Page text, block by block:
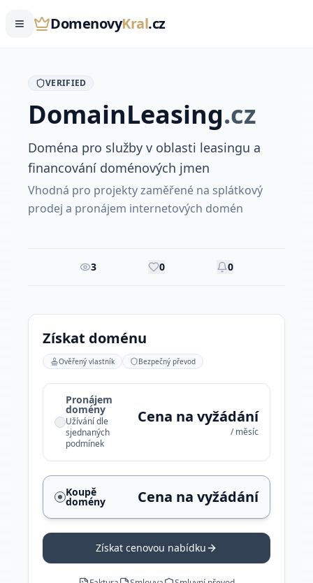
DomenovyKral.cz
VERIFIED
DomainLeasing.cz
Doména pro služby v oblasti leasingu a
financování doménových jmen
Vhodná pro projekty zaměřené na splátkový
prodej a pronájem internetových domén
3 0 0
Získat doménu
Ověřený vlastník Bezpečný převod
Pronájem
domény
Užívání dle
sjednaných
podmínek
Cena na vyžádání
/ měsíc
Koupě
domény Cena na vyžádání
Získat cenovou nabídku